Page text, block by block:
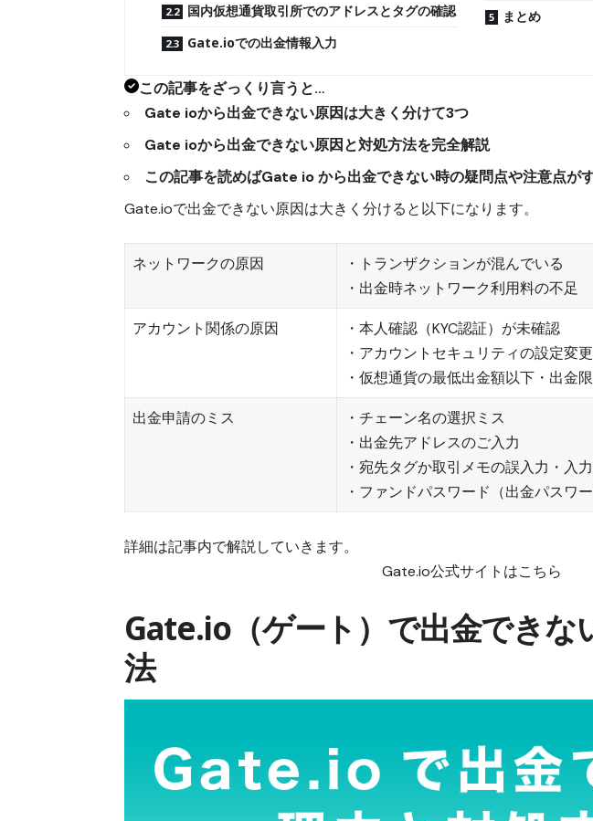
国内仮想通貨取引所でのアドレスとタグの確認
Gate.ioでの出金情報入力
まとめ
この記事をざっくり言うと…
Gate ioから出金できない原因は大きく分けて3つ
Gate ioから出金できない原因と対処方法を完全解説
この記事を読めばGate io から出金できない時の疑問点や注意点が
Gate.ioで出金できない原因は大きく分けると以下になります。
ネットワークの原因
・トランザクションが混んでいる
・出金時ネットワーク利用料の不足
アカウント関係の原因
・本人確認（KYC認証）が未確認
・アカウントセキュリティの設定変
・仮想通貨の最低出金額以下・出金
出金申請のミス
・チェーン名の選択ミス
・出金先アドレスのご入力
・宛先タグか取引メモの誤入力・入
・ファンドパスワード（出金パスワ
詳細は記事内で解説していきます。
Gate.io公式サイトはこちら
Gate.io（ゲート）で出金できな
法